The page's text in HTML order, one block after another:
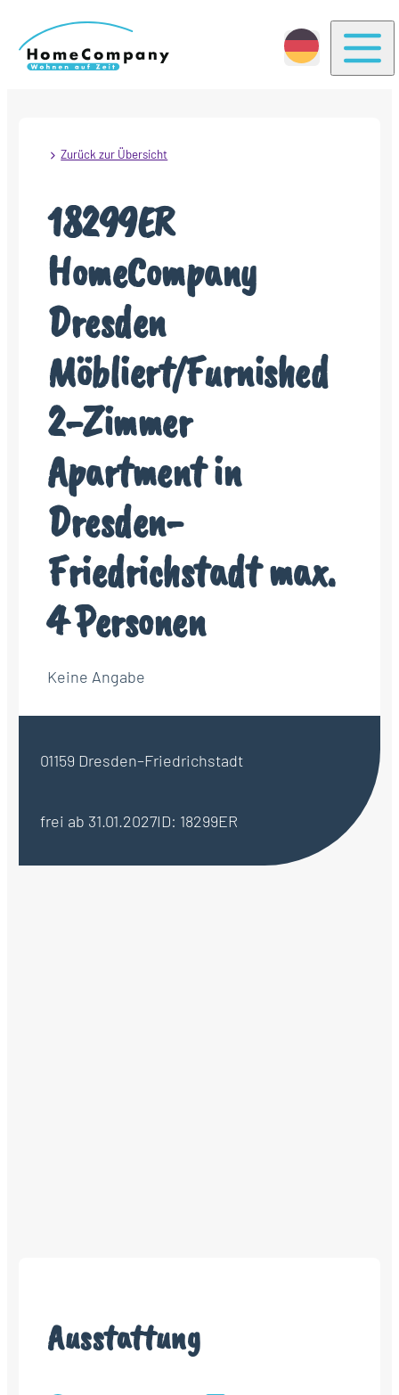
Zurück zur Übersicht
18299ER
HomeCompany
Dresden
Möbliert/Furnished
2-Zimmer
Apartment in
Dresden-
Friedrichstadt max.
4 Personen
Keine Angabe
01159 Dresden–Friedrichstadt
frei ab 31.01.2027ID: 18299ER
Ausstattung